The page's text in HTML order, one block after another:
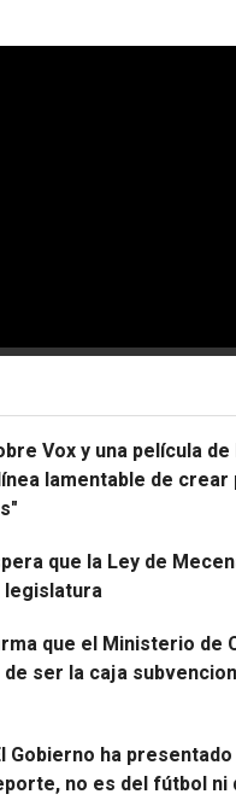
Vox y una película
lamentable de
que la Ley de
legislatura
que el Ministerio de
ser la caja
Gobierno ha
no es del fútbol ni